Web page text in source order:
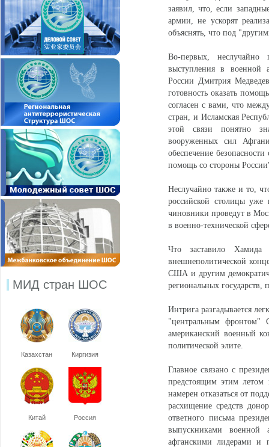
МИД стран ШОС
Казахстан Киргизия
Китай Россия
заявил, что, если
армии, не ускорят
объяснять, что под
Во-первых, неслучайно
выступления в военной
России Дмитрия
готовность оказать
согласен с вами, что
стран, и Исламская
этой связи понятно
вооруженных сил
обеспечение
помощь со стороны
Неслучайно также и то,
российской столицы уже
чиновники проведут в
в военно-технической
Что заставило
внешнеполитической
США и другим
региональных
Интрига разгадывается
"центральным
американский военный
политической элите.
Главное связано с
предстоящим этим летом
намерен отказаться от
расхищение средств
ответного письма
выпускниками военной
афганскими лидерами и